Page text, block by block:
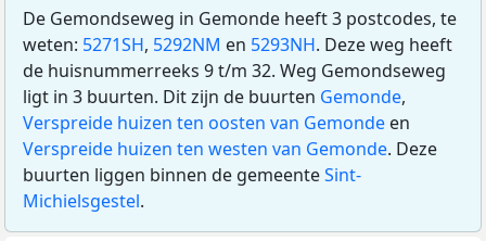
De Gemondseweg in Gemonde heeft 3 postcodes, te
weten: 5271SH, 5292NM en 5293NH. Deze weg heeft
de huisnummerreeks 9 t/m 32. Weg Gemondseweg
ligt in 3 buurten. Dit zijn de buurten Gemonde,
Verspreide huizen ten oosten van Gemonde en
Verspreide huizen ten westen van Gemonde. Deze
buurten liggen binnen de gemeenteSint-
Michielsgestel.